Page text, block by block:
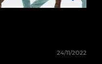
24/11/2022